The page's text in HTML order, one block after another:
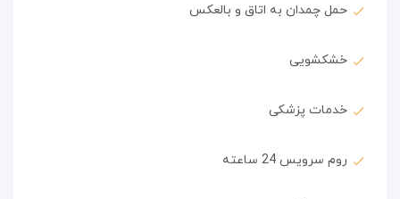
حمل چمدان به اتاق و بالعکس
خشکشویی
خدمات پزشکی
روم سرویس 24 ساعته